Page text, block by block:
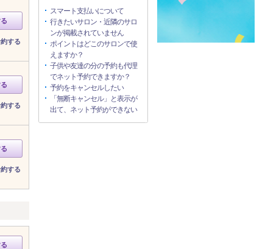
する
する
する
スマート支払いについて
行きたいサロン・近隣のサロ
ンが掲載されていません
ポイントはどこのサロンで使
えますか？
子供や友達の分の予約も代理
でネット予約できますか？
予約をキャンセルしたい
「無断キャンセル」と表示が
出て、ネット予約ができない